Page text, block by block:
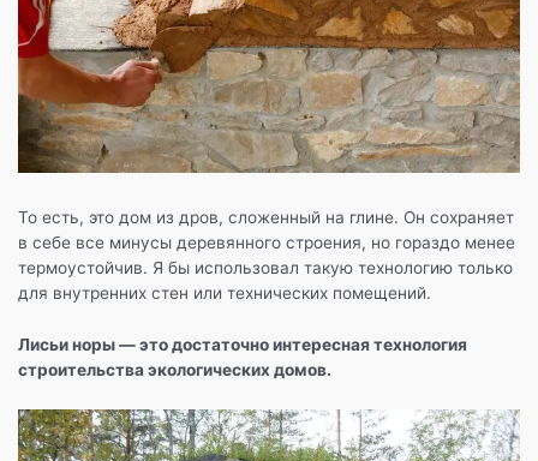
То есть, это дом из дров, сложенный на глине. Он сохраняет
в себе все минусы деревянного строения, но гораздо менее
термоустойчив. Я бы использовал такую технологию только
для внутренних стен или технических помещений.
Лисьи норы — это достаточно интересная технология
строительства экологических домов.